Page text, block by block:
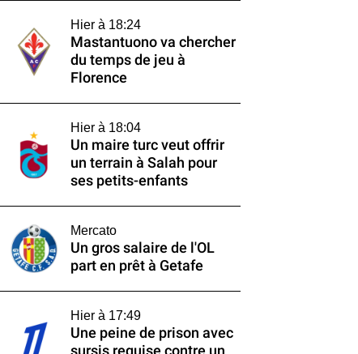
Hier à 18:24
Mastantuono va chercher
du temps de jeu à
Florence
Hier à 18:04
Un maire turc veut offrir
un terrain à Salah pour
ses petits-enfants
Mercato
Un gros salaire de l'OL
part en prêt à Getafe
Hier à 17:49
Une peine de prison avec
sursis requise contre un